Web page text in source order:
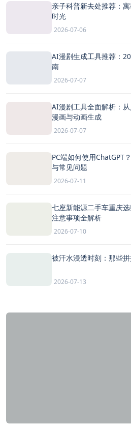
亲子科普新去处推荐：
时光
2026-07-06
AI漫剧生成工具推荐：
南
2026-07-07
AI漫剧工具全面解析：
漫画与动画生成
2026-07-07
PC端如何使用ChatGPT
与常见问题
2026-07-11
七座新能源二手车重庆
注意事项全解析
2026-07-10
被汗水浸透时刻：那些
2026-07-13